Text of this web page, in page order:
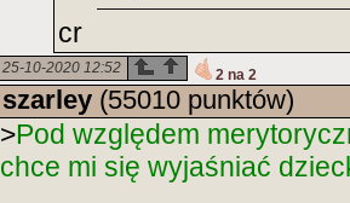
cr
25-10-2020 12:52 2 na 2
szarley (55010 punktów)
>Pod względem
chce mi się wyjaśniać